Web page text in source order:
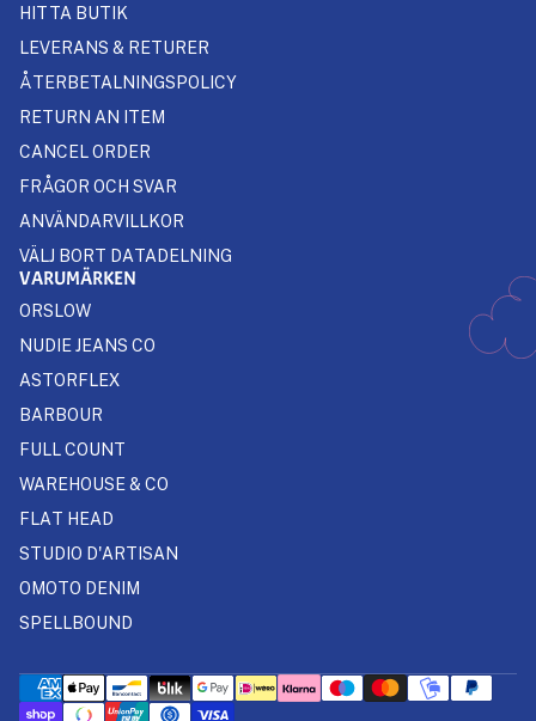
HITTA BUTIK
LEVERANS & RETURER
ÅTERBETALNINGSPOLICY
RETURN AN ITEM
CANCEL ORDER
FRÅGOR OCH SVAR
ANVÄNDARVILLKOR
VÄLJ BORT DATADELNING
VARUMÄRKEN
ORSLOW
NUDIE JEANS CO
ASTORFLEX
BARBOUR
FULL COUNT
WAREHOUSE & CO
FLAT HEAD
STUDIO D'ARTISAN
OMOTO DENIM
SPELLBOUND